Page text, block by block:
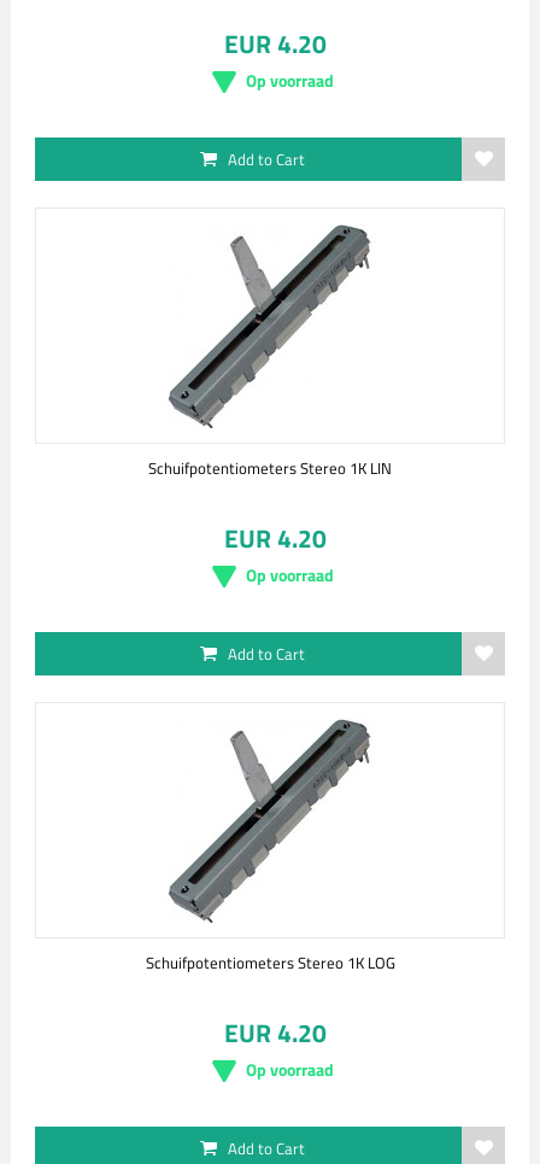
EUR 4.20
Op voorraad
Add to Cart
Schuifpotentiometers Stereo 1K LIN
EUR 4.20
Op voorraad
Add to Cart
Schuifpotentiometers Stereo 1K LOG
EUR 4.20
Op voorraad
Add to Cart